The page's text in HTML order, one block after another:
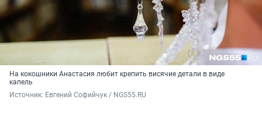
На кокошники Анастасия любит крепить висячие детали в виде
капель
Источник: Евгений Софийчук / NGS55.RU